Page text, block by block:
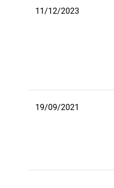
11/12/2023
19/09/2021